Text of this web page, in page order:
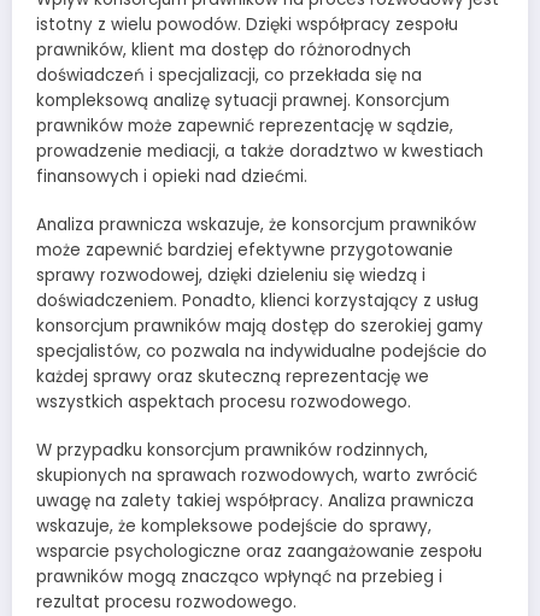
istotny z wielu powodów. Dzięki współpracy zespołu
prawników, klient ma dostęp do różnorodnych
doświadczeń i specjalizacji, co przekłada się na
kompleksową analizę sytuacji prawnej. Konsorcjum
prawników może zapewnić reprezentację w sądzie,
prowadzenie mediacji, a także doradztwo w kwestiach
finansowych i opieki nad dziećmi.
Analiza prawnicza wskazuje, że konsorcjum prawników
może zapewnić bardziej efektywne przygotowanie
sprawy rozwodowej, dzięki dzieleniu się wiedzą i
doświadczeniem. Ponadto, klienci korzystający z usług
konsorcjum prawników mają dostęp do szerokiej gamy
specjalistów, co pozwala na indywidualne podejście do
każdej sprawy oraz skuteczną reprezentację we
wszystkich aspektach procesu rozwodowego.
W przypadku konsorcjum prawników rodzinnych,
skupionych na sprawach rozwodowych, warto zwrócić
uwagę na zalety takiej współpracy. Analiza prawnicza
wskazuje, że kompleksowe podejście do sprawy,
wsparcie psychologiczne oraz zaangażowanie zespołu
prawników mogą znacząco wpłynąć na przebieg i
rezultat procesu rozwodowego.